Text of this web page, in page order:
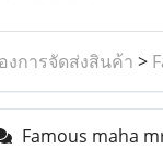
งการจัดส่งสินค้า >
Famous maha